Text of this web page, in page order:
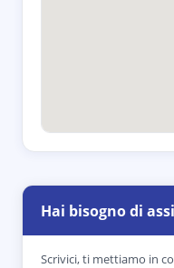
Hai bisogno di
Scrivici, ti mettiamo in